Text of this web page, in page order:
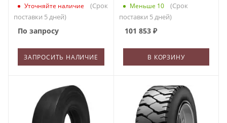
Уточняйте наличие
(Срок
поставки 5 дней)
По запросу
ЗАПРОСИТЬ НАЛИЧИЕ
Меньше 10
(Срок
поставки 5 дней)
101 853₽
В КОРЗИНУ